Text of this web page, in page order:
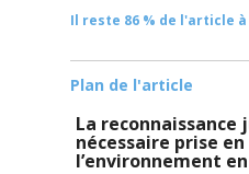
Il reste 86 % de l'article
Plan de l'article
La reconnaissance
nécessaire prise
l’environnement